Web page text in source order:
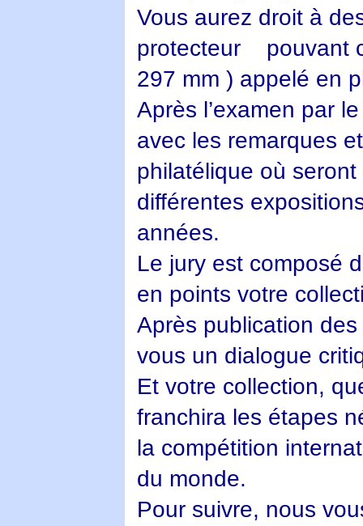
Vous aurez droit à
protecteur pouvant
297 mm ) appelé en
Après l’examen par
avec les remarques
philatélique où
différentes
années.
Le jury est composé
en points votre
Après publication
vous un dialogue
Et votre collection,
franchira les étapes
la compétition
du monde.
Pour suivre, nous